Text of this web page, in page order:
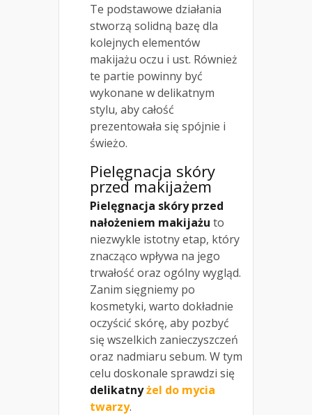
Te podstawowe działania
stworzą solidną bazę dla
kolejnych elementów
makijażu oczu i ust. Również
te partie powinny być
wykonane w delikatnym
stylu, aby całość
prezentowała się spójnie i
świeżo.
Pielęgnacja skóry
przed makijażem
Pielęgnacja skóry przed
nałożeniem makijażu to
niezwykle istotny etap, który
znacząco wpływa na jego
trwałość oraz ogólny wygląd.
Zanim sięgniemy po
kosmetyki, warto dokładnie
oczyścić skórę, aby pozbyć
się wszelkich zanieczyszczeń
oraz nadmiaru sebum. W tym
celu doskonale sprawdzi się
delikatnyżel do mycia
twarzy.